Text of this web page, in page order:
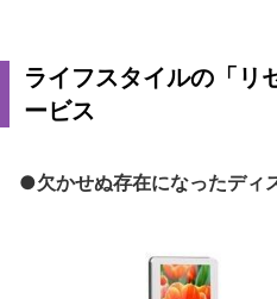
ライフスタイルの「リ
ービス
●欠かせぬ存在になったディ